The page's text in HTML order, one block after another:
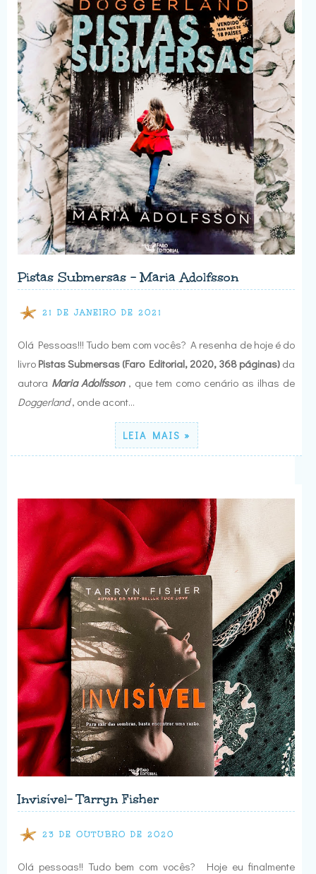
Pistas Submersas - Maria Adolfsson
21 DE JANEIRO DE 2021
Olá Pessoas!!! Tudo bem com vocês? A resenha de hoje é do
livro Pistas Submersas (Faro Editorial, 2020, 368 páginas) da
autora Maria Adolfsson, que tem como cenário as ilhas de
Doggerland, onde acont…
LEIA MAIS »
Invisível- Tarryn Fisher
23 DE OUTUBRO DE 2020
Olá pessoas!! Tudo bem com vocês? Hoje eu finalmente